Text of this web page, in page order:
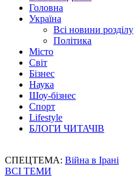
Головна
Україна
Всі новини розділу
Політика
Місто
Світ
Бізнес
Наука
Шоу-бізнес
Спорт
Lifestyle
БЛОГИ ЧИТАЧІВ
СПЕЦТЕМА: Війна в Ірані
ВСІ ТЕМИ